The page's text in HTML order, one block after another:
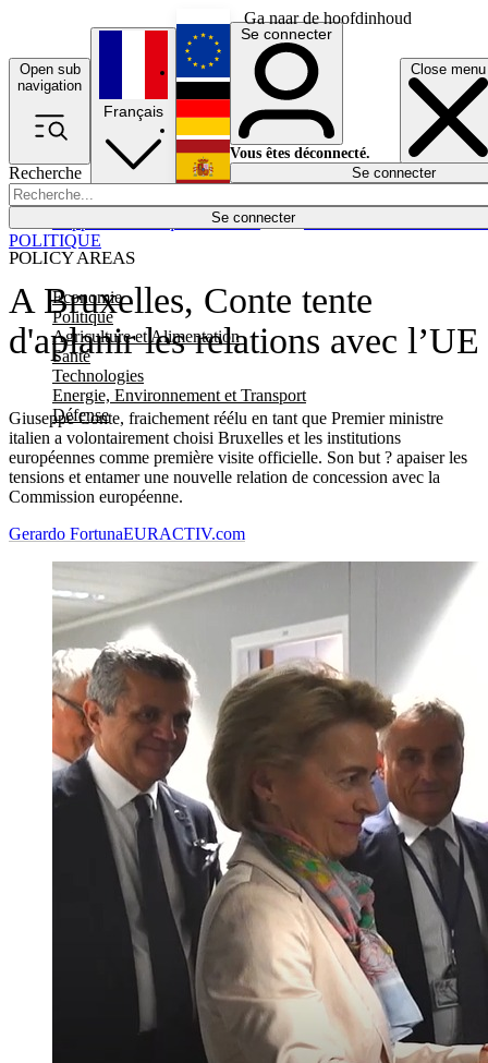
Ga naar de hoofdinhoud
Open sub
navigation
Close menu
Recherche
Se connecter
POLICY AREAS
Economie
Politique
Agriculture et Alimentation
Santé
Technologies
Energie, Environnement et Transport
Défense
Économie
Français
English
Deutsch
Español
Se connecter
Vous êtes déconnecté.
Se connecter
A Bruxelles, Conte tente
d'aplanir les relations avec l’UE
Giuseppe Conte, fraichement réélu en tant que Premier ministre
italien a volontairement choisi Bruxelles et les institutions
européennes comme première visite officielle. Son but ? apaiser les
tensions et entamer une nouvelle relation de concession avec la
Commission européenne.
POLITIQUE
Gerardo FortunaEURACTIV.com